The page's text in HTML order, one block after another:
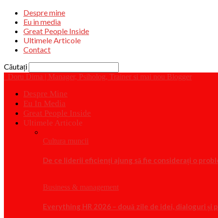
Despre mine
Eu in media
Great People Inside
Ultimele Articole
Contact
Căutați
Doru Dima | Manager, Psiholog, Trainer si mai nou Blogger
Despre Mine
Eu In Media
Great People Inside
Ultimele Articole
Cultura muncii
De ce liderii eficienți ajung să fie considerați o
Business & management
Everything HR 2026 – două zile de idei, dialoguri și